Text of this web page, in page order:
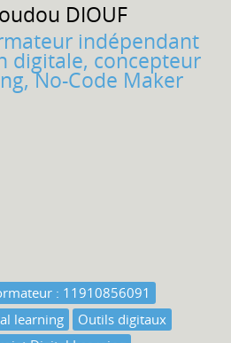
DIOUF
indépendant
digitale, concepteur
No-Code Maker
: 11910856091
learning
Outils digitaux